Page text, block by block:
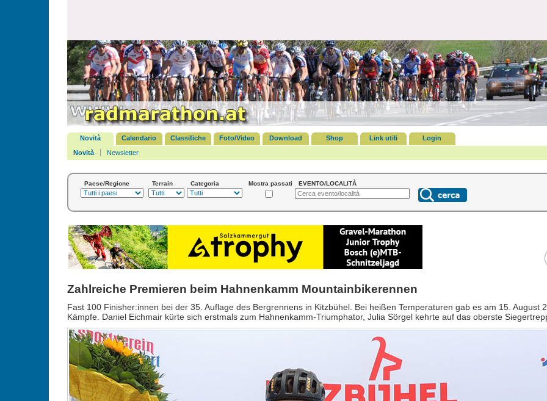
Novità Calendario Classifiche Foto/Video Download Shop Link utili
Login
Novità
Newsletter
Paese/Regione Terrain Categoria Mostra passati EVENTO/LOCALITÀ
Zahlreiche Premieren beim Hahnenkamm Mountainbikerennen
Fast 100 Finisher:innen bei der 35. Auflage des Bergrennens in Kitzbühel. Bei heißen Temperaturen gab es am 15. August
Kämpfe. Daniel Eichmair kürte sich erstmals zum Hahnenkamm-Triumphator, Julia Sörgel kehrte auf das oberste